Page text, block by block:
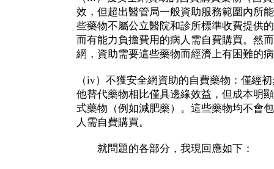
效，但超出醫管局一般資助服務範圍內所
些藥物不屬公立醫院和診所標準收費提供
而有能力負擔費用的病人需自費購買。然
網，資助需要這些藥物而經濟上有困難的
（iv）不獲安全網資助的自費藥物：僅經
他替代藥物相比僅具邊緣效益，但成本明
式藥物（例如減肥藥）。這些藥物均不會
人需自費購買。
就問題的各部分，我現回應如下：